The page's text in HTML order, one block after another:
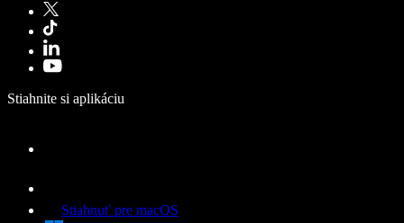
Stiahnite si aplikáciu
Stiahnuť pre macOS